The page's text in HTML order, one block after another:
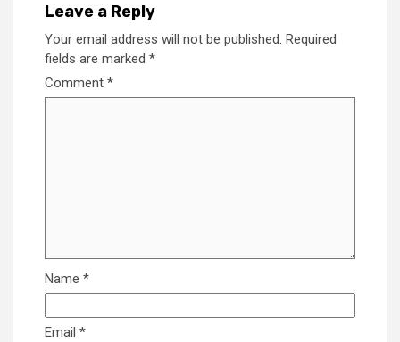
Leave a Reply
Your email address will not be published. Required
fields are marked *
Comment *
Name *
Email *